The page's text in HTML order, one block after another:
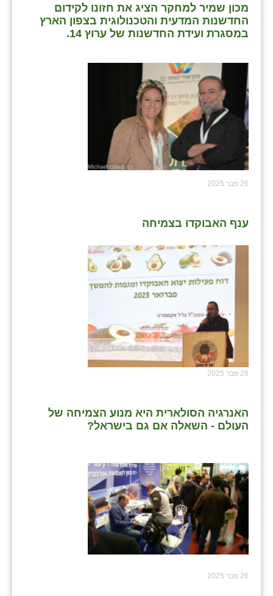
מכון שמיר למחקר הציג את חזונו לקידום
החדשנות המדעית והטכנולוגית בצפון הארץ
במסגרת ועידת החדשנות של ערוץ 14.
26 פבר 2025
ענף האבוקדו בצמיחה
26 פבר 2025
האנרגיה הסולארית היא מנוע הצמיחה של
העולם - השאלה אם גם בישראל?
26 פבר 2025